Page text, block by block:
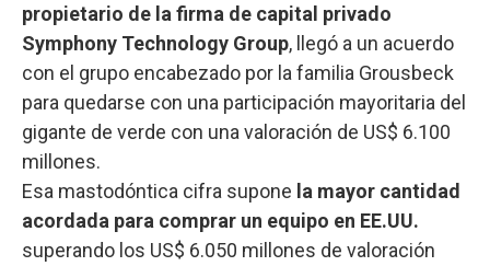
propietario de la firma de capital privado
Symphony Technology Group, llegó a un acuerdo
con el grupo encabezado por la familia Grousbeck
para quedarse con una participación mayoritaria del
gigante de verde con una valoración de US$ 6.100
millones.
Esa mastodóntica cifra supone la mayor cantidad
acordada para comprar un equipo en EE.UU.
superando los US$ 6.050 millones de valoración